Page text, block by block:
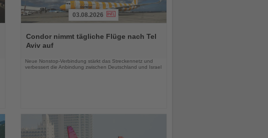
Sie
die
03.08.2026
Condor nimmt tägliche Flüge nach Tel
Aviv auf
Neue Nonstop-Verbindung stärkt das Streckennetz und
verbessert die Anbindung zwischen Deutschland und Israel